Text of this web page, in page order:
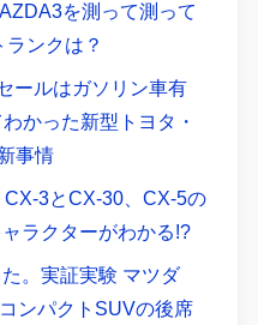
を測って測って
ンクは？
ールはガソリン車有
かった新型トヨタ・
事情
3とCX-30、CX-5の
ラクターがわかる!?
。実証実験 マツダ
ンパクトSUVの後席